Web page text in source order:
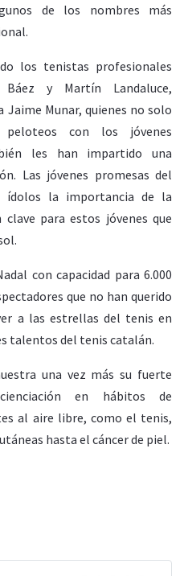
de los nombres más
los tenistas profesionales
Báez y Martín Landaluce,
Jaime Munar, quienes no solo
con los jóvenes
les han impartido una
Las jóvenes promesas del
ídolos la importancia de la
para estos jóvenes que
con capacidad para 6.000
que no han querido
a las estrellas del tenis en
talentos del tenis catalán.
una vez más su fuerte
en hábitos de
al aire libre, como el tenis,
hasta el cáncer de piel.